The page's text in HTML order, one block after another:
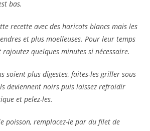
bas.
recette avec des haricots blancs mais les
et plus moelleuses. Pour leur temps
rajoutez quelques minutes si nécessaire.
soient plus digestes, faites-les griller sous
deviennent noirs puis laissez refroidir
et pelez-les.
poisson, remplacez-le par du filet de